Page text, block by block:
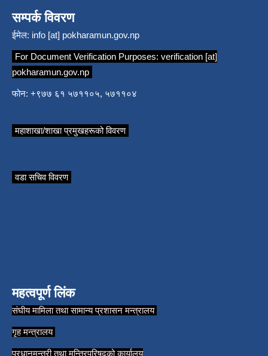
सम्पर्क विवरण
ईमेल: info [at] pokharamun.gov.np
For Document Verification Purposes: verification [at]
pokharamun.gov.np
फोन: +९७७ ६१ ५७११०५, ५७११०४
महाशाखा/शाखा प्रमुखहरूको विवरण
वडा सचिव विवरण
महत्वपूर्ण लिंक
संघीय मामिला तथा सामान्य प्रशासन मन्त्रालय
गृह मन्त्रालय
प्रधानमन्त्री तथा मन्त्रिपरिषद्को कार्यालय